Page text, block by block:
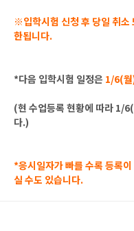
※입학시험 신청 후 당일 취소
한됩니다.
*다음 입학시험 일정은 1/6(
(현 수업등록 현황에 따라 1/
다.)
*응시일자가 빠를 수록 등록
실 수도 있습니다.